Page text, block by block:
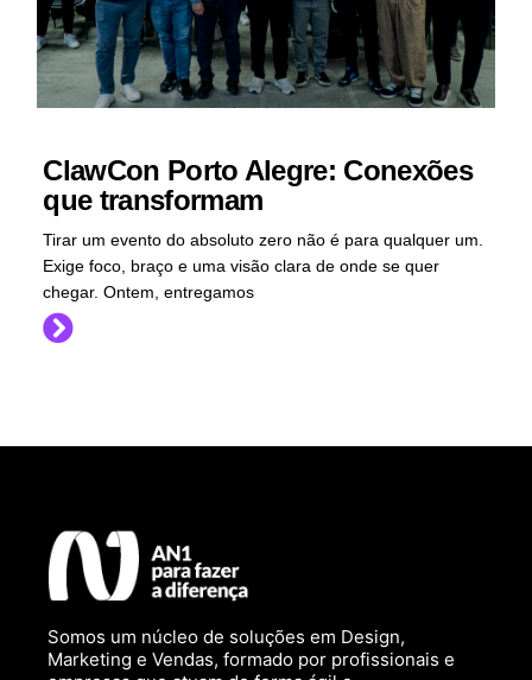
ClawCon Porto Alegre: Conexões
que transformam
Tirar um evento do absoluto zero não é para qualquer um.
Exige foco, braço e uma visão clara de onde se quer
chegar. Ontem, entregamos
Somos um núcleo de soluções em Design,
Marketing e Vendas, formado por profissionais e